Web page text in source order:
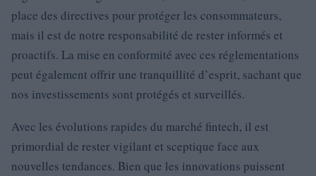
place des directives pour protéger les consommateurs,
mais il est de notre responsabilité de rester informés et
proactifs. La mise en conformité avec ces réglementations
peut également offrir une tranquillité d’esprit, sachant que
nos investissements sont protégés et surveillés.
Avec les évolutions rapides du marché fintech, il est
primordial de rester vigilant et sceptique face aux
nouvelles tendances. Bien que les innovations puissent